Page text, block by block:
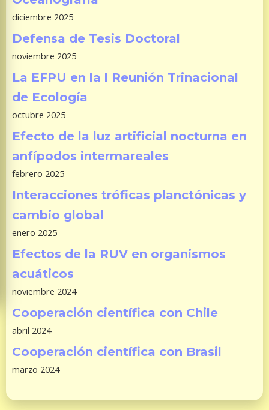
diciembre 2025
Defensa de Tesis Doctoral
noviembre 2025
La EFPU en la l Reunión Trinacional
de Ecología
octubre 2025
Efecto de la luz artificial nocturna en
anfípodos intermareales
febrero 2025
Interacciones tróficas planctónicas y
cambio global
enero 2025
Efectos de la RUV en organismos
acuáticos
noviembre 2024
Cooperación científica con Chile
abril 2024
Cooperación científica con Brasil
marzo 2024